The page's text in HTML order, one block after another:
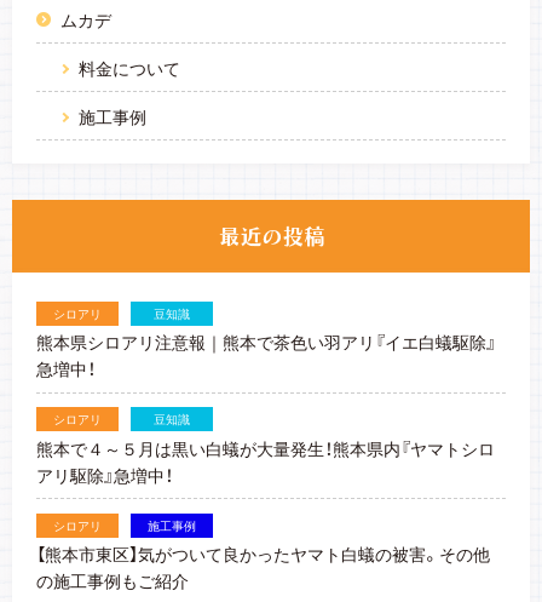
ムカデ
料金について
施工事例
シロアリ 豆知識
熊本県シロアリ注意報｜熊本で茶色い羽アリ『イエ白蟻駆除』
急増中！
シロアリ 豆知識
熊本で４～５月は黒い白蟻が大量発生！熊本県内『ヤマトシロ
アリ駆除』急増中！
シロアリ 施工事例
【熊本市東区】気がついて良かったヤマト白蟻の被害。その他
の施工事例もご紹介